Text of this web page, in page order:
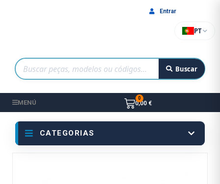
Buscar
PT
Entrar
MENÚ 0,00 €
CATEGORIAS